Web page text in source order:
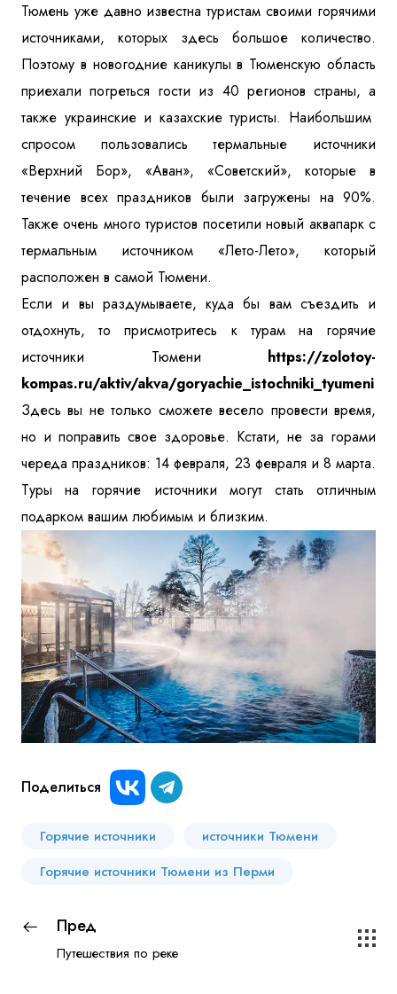
Тюмень уже давно известна туристам своими горячими
источниками, которых здесь большое количество.
Поэтому в новогодние каникулы в Тюменскую область
приехали погреться гости из 40 регионов страны, а
также украинские и казахские туристы. Наибольшим
спросом пользовались термальные источники
«Верхний Бор», «Аван», «Советский», которые в
течение всех праздников были загружены на 90%.
Также очень много туристов посетили новый аквапарк с
термальным источником «Лето-Лето», который
расположен в самой Тюмени.
Если и вы раздумываете, куда бы вам съездить и
отдохнуть, то присмотритесь к турам на горячие
источники Тюмени
https://zolotoy-
kompas.ru/aktiv/akva/goryachie_istochniki_tyumeni
Здесь вы не только сможете весело провести время,
но и поправить свое здоровье. Кстати, не за горами
череда праздников: 14 февраля, 23 февраля и 8 марта.
Туры на горячие источники могут стать отличным
подарком вашим любимым и близким.
Поделиться
Горячие источники
источники Тюмени
Горячие источники Тюмени из Перми
Пред
Путешествия по реке
Я даю согласие наобработку персональных данныхи
ознакомленс политикой компании в отношении
обработки персональных данных
Отправить